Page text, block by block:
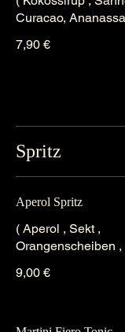
Curacao,
7,90 €
Spritz
Aperol Spritz
( Aperol , Sekt ,
Orangenscheiben ,
9,00 €